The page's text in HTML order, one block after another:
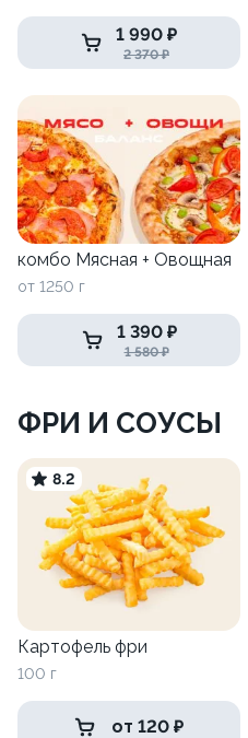
1 990 ₽
2 370 ₽
комбо Мясная + Овощная
от 1250 г
1 390 ₽
1 580 ₽
ФРИ И СОУСЫ
8.2
Картофель фри
100 г
от 120 ₽